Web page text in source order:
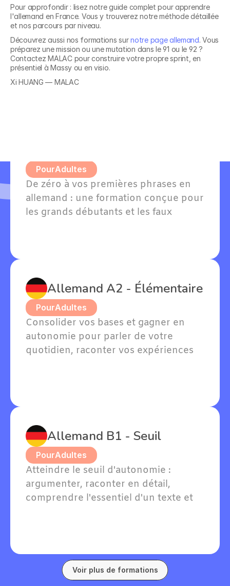
Pour approfondir : lisez notre guide complet pour apprendre
l'allemand en France. Vous y trouverez notre méthode détaillée
et nos parcours par niveau.
Découvrez aussi nos formations sur notre page allemand. Vous
préparez une mission ou une mutation dans le 91 ou le 92 ?
Contactez MALAC pour construire votre propre sprint, en
présentiel à Massy ou en visio.
Xi HUANG — MALAC
Découvrez nos
formations en
PourAdultes
De zéro à vos premières phrases en
allemand : une formation conçue pour
les grands débutants et les faux
Allemand A2 - Élémentaire
PourAdultes
Consolider vos bases et gagner en
autonomie pour parler de votre
quotidien, raconter vos expériences
Allemand B1 - Seuil
PourAdultes
Atteindre le seuil d'autonomie :
argumenter, raconter en détail,
comprendre l'essentiel d'un texte et
Voir plus de formations